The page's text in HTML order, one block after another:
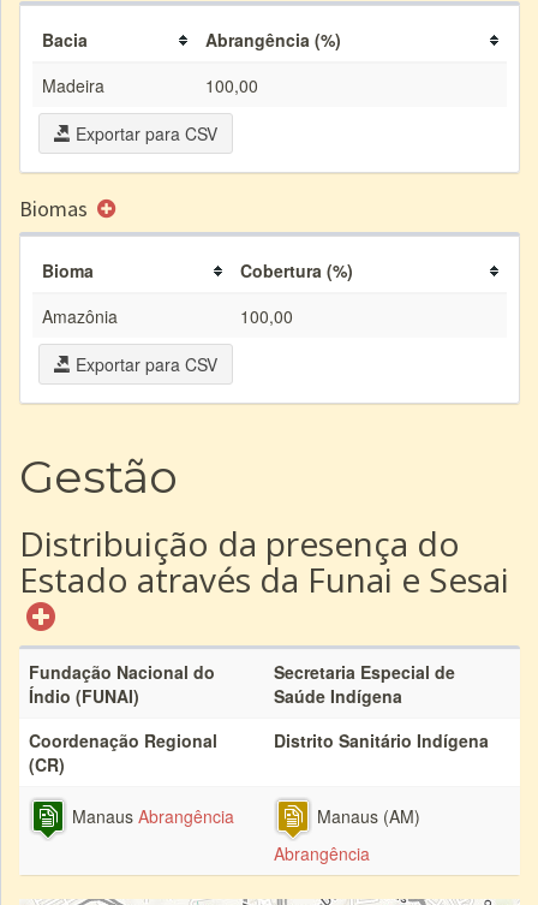
Bacia
Abrangência (%)
Madeira
100,00
Exportar para CSV
Biomas
Bioma
Cobertura (%)
Amazônia
100,00
Exportar para CSV
Gestão
Distribuição da presença do
Estado através da Funai e Sesai
Fundação Nacional do
Índio (FUNAI)
Secretaria Especial de
Saúde Indígena
Coordenação Regional
(CR)
Distrito Sanitário Indígena
Manaus Abrangência
Manaus (AM)
Abrangência